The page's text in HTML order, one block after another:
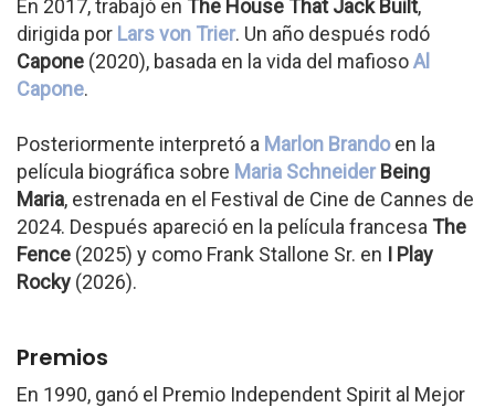
En 2017, trabajó en The House That Jack Built,
dirigida por Lars von Trier. Un año después rodó
Capone (2020), basada en la vida del mafiosoAl
Capone.
Posteriormente interpretó a Marlon Brandoen la
película biográfica sobre Maria Schneider Being
Maria, estrenada en el Festival de Cine de Cannes de
2024. Después apareció en la película francesa The
Fence (2025) y como Frank Stallone Sr. en I Play
Rocky (2026).
Premios
En 1990, ganó el Premio Independent Spirit al Mejor